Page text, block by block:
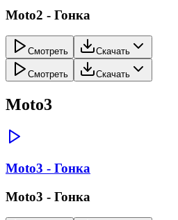
Moto2 - Гонка
Смотреть Скачать
Смотреть Скачать
Moto3
Moto3 - Гонка
Moto3 - Гонка